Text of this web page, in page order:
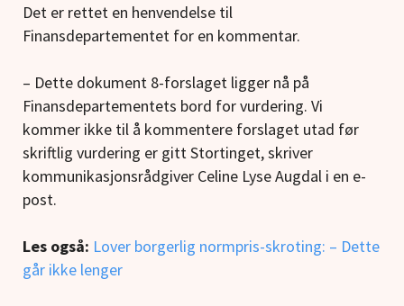
Det er rettet en henvendelse til
Finansdepartementet for en kommentar.
– Dette dokument 8-forslaget ligger nå på
Finansdepartementets bord for vurdering. Vi
kommer ikke til å kommentere forslaget utad før
skriftlig vurdering er gitt Stortinget, skriver
kommunikasjonsrådgiver Celine Lyse Augdal i en e-
post.
Les også: Lover borgerlig normpris-skroting: – Dette
går ikke lenger